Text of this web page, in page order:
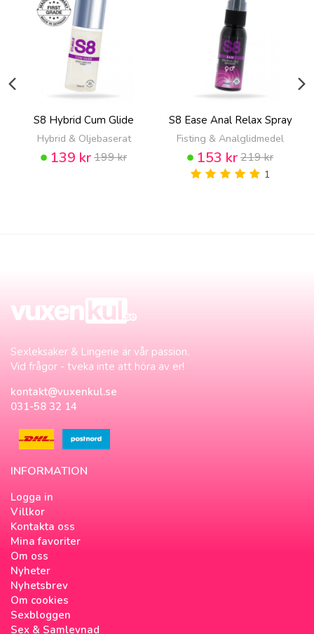
S8 Hybrid Cum Glide
Hybrid & Oljebaserat
139 kr199 kr
S8 Ease Anal Relax Spray
Fisting & Analglidmedel
153 kr219 kr
1
Sexleksaker & Lingerie är vår passion.
Vid frågor - tveka inte att höra av er!
kontakt@vuxenkul.se
031-58 32 14
INFORMATION
Logga in
Villkor
Kontakta oss
Mina favoriter
Om oss
Nyheter
Nyhetsbrev
Om cookies
Sexbloggen
Sex & Samlevnad